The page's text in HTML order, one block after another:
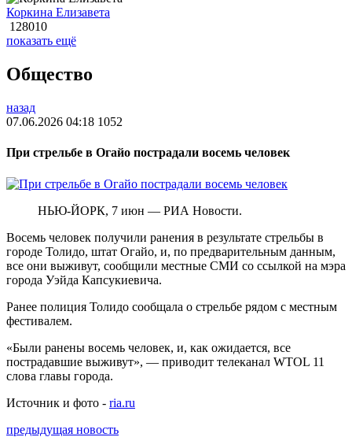
Коркина Елизавета
128010
показать ещё
Общество
назад
07.06.2026 04:18 1052
При стрельбе в Огайо пострадали восемь человек
НЬЮ-ЙОРК, 7 июн — РИА Новости.
Восемь человек получили ранения в результате стрельбы в
городе Толидо, штат Огайо, и, по предварительным данным,
все они выживут, сообщили местные СМИ со ссылкой на мэра
города Уэйда Капсукиевича.
Ранее полиция Толидо сообщала о стрельбе рядом с местным
фестивалем.
«Были ранены восемь человек, и, как ожидается, все
пострадавшие выживут», — приводит телеканал WTOL 11
слова главы города.
Источник и фото - ria.ru
предыдущая новость